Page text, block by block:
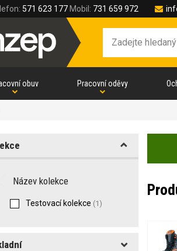
571 623 177 Mobil: 731 659 972
obuv Pracovní oděvy
Název kolekce
Testovací kolekce (1)